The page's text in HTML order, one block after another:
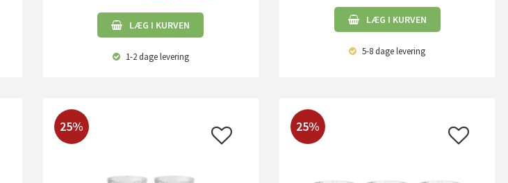
LÆG I KURVEN
1-2 dagelevering
LÆG I KURVEN
5-8 dagelevering
25% 25%